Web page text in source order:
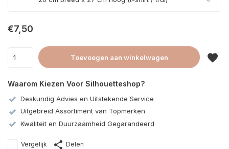
€7,50
Toevoegen aan winkelwagen
Waarom Kiezen Voor Silhouetteshop?
Deskundig Advies en Uitstekende Service
Uitgebreid Assortiment van Topmerken
Kwaliteit en Duurzaamheid Gegarandeerd
Vergelijk Delen